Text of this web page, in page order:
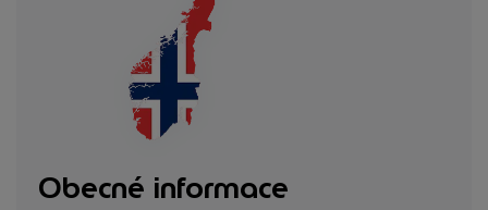
Obecné informace